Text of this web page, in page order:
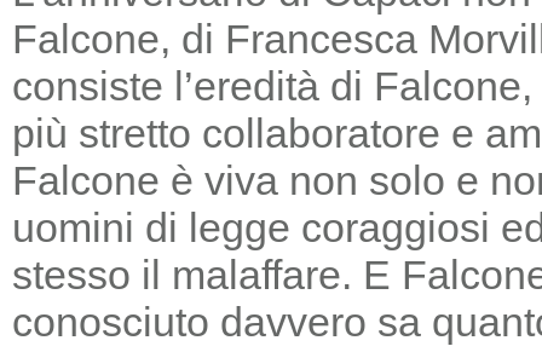
Falcone, di Francesca
consiste l’eredità di
più stretto collaboratore e
Falcone è viva non solo e
uomini di legge coraggiosi
stesso il malaffare. E
conosciuto davvero sa